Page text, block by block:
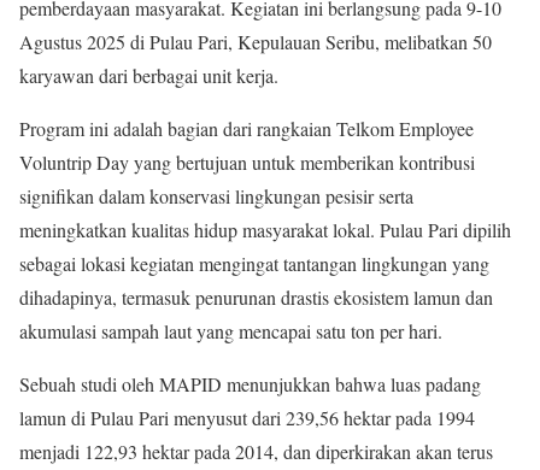
pemberdayaan masyarakat. Kegiatan ini berlangsung pada 9-10
Agustus 2025 di Pulau Pari, Kepulauan Seribu, melibatkan 50
karyawan dari berbagai unit kerja.
Program ini adalah bagian dari rangkaian Telkom Employee
Voluntrip Day yang bertujuan untuk memberikan kontribusi
signifikan dalam konservasi lingkungan pesisir serta
meningkatkan kualitas hidup masyarakat lokal. Pulau Pari dipilih
sebagai lokasi kegiatan mengingat tantangan lingkungan yang
dihadapinya, termasuk penurunan drastis ekosistem lamun dan
akumulasi sampah laut yang mencapai satu ton per hari.
Sebuah studi oleh MAPID menunjukkan bahwa luas padang
lamun di Pulau Pari menyusut dari 239,56 hektar pada 1994
menjadi 122,93 hektar pada 2014, dan diperkirakan akan terus